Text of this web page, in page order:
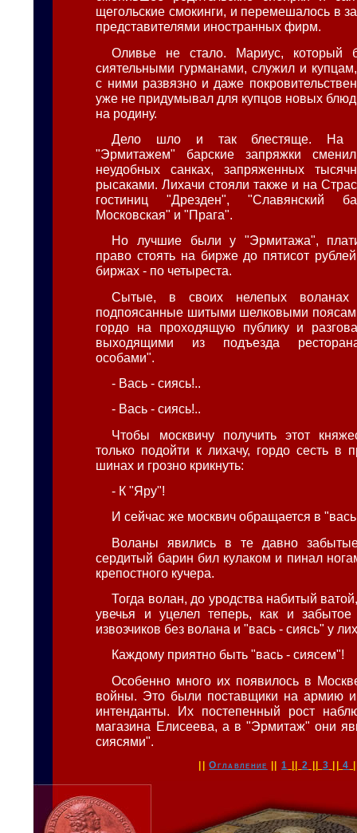
щегольские смокинги, и перемешалось в
представителями иностранных фирм.
Оливье не стало. Мариус, который
сиятельными гурманами, служил и
с ними развязно и даже
уже не придумывал для купцов новых
на родину.
Дело шло и так блестяще. На
"Эрмитажем" барские запряжки
неудобных санках, запряженных
рысаками. Лихачи стояли также и на
гостиниц "Дрезден", "Славянский
Московская" и "Прага".
Но лучшие были у "Эрмитажа",
право стоять на бирже до пятисот
биржах - по четыреста.
Сытые, в своих нелепых воланах
подпоясанные шитыми шелковыми
гордо на проходящую публику и
выходящими из подъезда
особами".
- Вась - сиясь!..
- Вась - сиясь!..
Чтобы москвичу получить этот
только подойти к лихачу, гордо сесть в
шинах и грозно крикнуть:
- К "Яру"!
И сейчас же москвич обращается в
Воланы явились в те давно
сердитый барин бил кулаком и пинал
крепостного кучера.
Тогда волан, до уродства набитый
увечья и уцелел теперь, как и
извозчиков без волана и "вась - сиясь" у
Каждому приятно быть "вась - сиясем"!
Особенно много их появилось в
войны. Это были поставщики на армию и
интенданты. Их постепенный рост
магазина Елисеева, а в "Эрмитаж" они
сиясями".
||Оглавление ||1 || 2 || 3 ||4